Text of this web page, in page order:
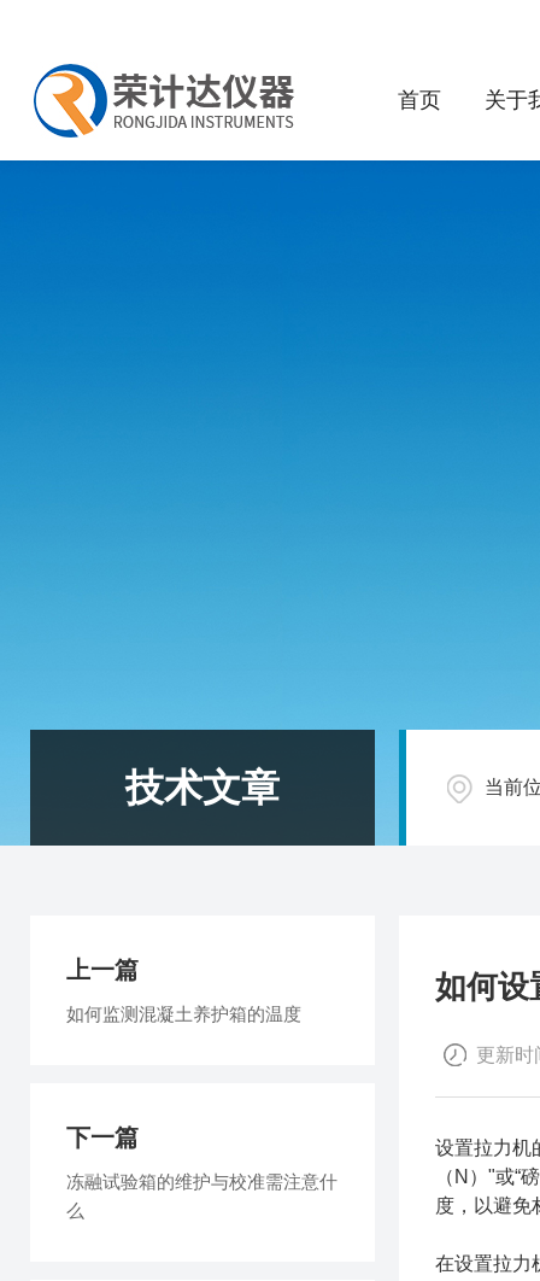
首页 关于
技术文章 当前
如何设
更新时
设置拉力机
（N）"或“
度，以避免
在设置拉力
上一篇
如何监测混凝土养护箱的温度
下一篇
冻融试验箱的维护与校准需注意什
么